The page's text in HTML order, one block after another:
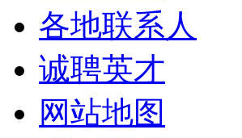
各地联系人
诚聘英才
网站地图